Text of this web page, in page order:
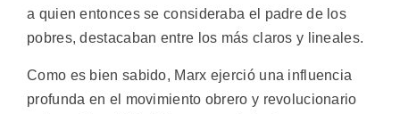
a quien entonces se consideraba el padre de los
pobres, destacaban entre los más claros y lineales.
Como es bien sabido, Marx ejerció una influencia
profunda en el movimiento obrero y revolucionario